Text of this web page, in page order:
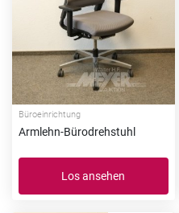
Büroeinrichtung
Armlehn-Bürodrehstuhl
Los ansehen